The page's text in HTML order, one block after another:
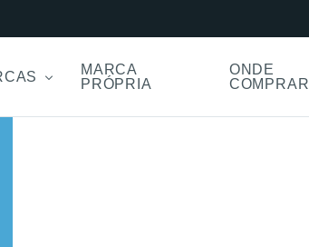
MARCA
PRÓPRIA
ONDE
COMPRAR